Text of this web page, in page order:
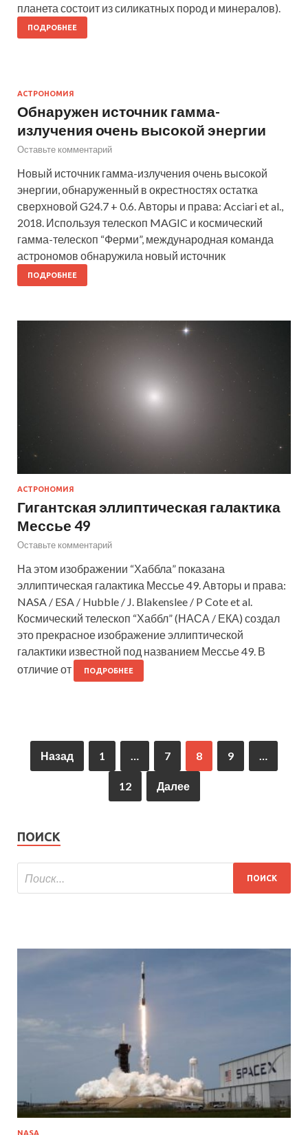
планета состоит из силикатных пород и минералов).
ПОДРОБНЕЕ
АСТРОНОМИЯ
Обнаружен источник гамма-
излучения очень высокой энергии
Оставьте комментарий
Новый источник гамма-излучения очень высокой
энергии, обнаруженный в окрестностях остатка
сверхновой G24.7 + 0.6. Авторы и права: Acciari et al.,
2018. Используя телескоп MAGIC и космический
гамма-телескоп “Ферми”, международная команда
астрономов обнаружила новый источник
ПОДРОБНЕЕ
АСТРОНОМИЯ
Гигантская эллиптическая галактика
Мессье 49
Оставьте комментарий
На этом изображении “Хаббла” показана
эллиптическая галактика Мессье 49. Авторы и права:
NASA / ESA / Hubble / J. Blakenslee / P Cote et al.
Космический телескоп “Хаббл” (НАСА / ЕКА) создал
это прекрасное изображение эллиптической
галактики известной под названием Мессье 49. В
отличие от
ПОДРОБНЕЕ
Назад 1 … 7 8 9 …
12 Далее
ПОИСК
NASA